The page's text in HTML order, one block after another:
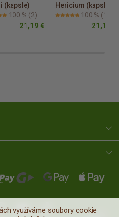
(kapsle)
100 % (2)
21,19 €
Hericium (kapsle)
100 % (1)
21,19 €
využíváme soubory cookie
Poradca